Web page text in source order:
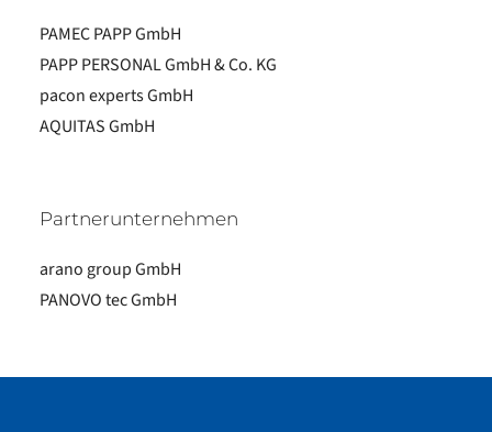
PAMEC PAPP GmbH
PAPP PERSONAL GmbH & Co. KG
pacon experts GmbH
AQUITAS GmbH
Partnerunternehmen
arano group GmbH
PANOVO tec GmbH